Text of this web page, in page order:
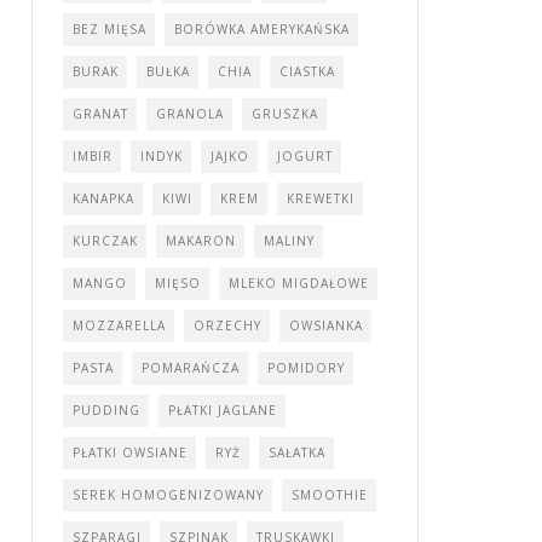
BEZ MIĘSA BORÓWKA AMERYKAŃSKA
BURAK BUŁKA CHIA CIASTKA
GRANAT GRANOLA GRUSZKA
IMBIR INDYK JAJKO JOGURT
KANAPKA KIWI KREM KREWETKI
KURCZAK MAKARON MALINY
MANGO MIĘSO MLEKO MIGDAŁOWE
MOZZARELLA ORZECHY OWSIANKA
PASTA POMARAŃCZA POMIDORY
PUDDING PŁATKI JAGLANE
PŁATKI OWSIANE RYŻ SAŁATKA
SEREK HOMOGENIZOWANY SMOOTHIE
SZPARAGI SZPINAK TRUSKAWKI